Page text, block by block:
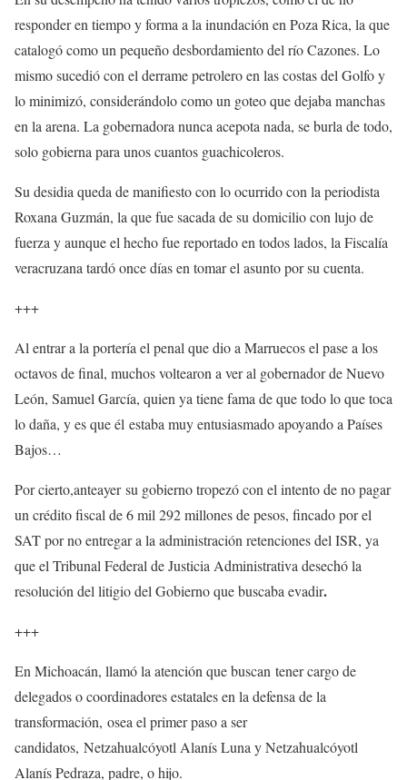
responder en tiempo y forma a la inundación en Poza Rica, la que
catalogó como un pequeño desbordamiento del río Cazones. Lo
mismo sucedió con el derrame petrolero en las costas del Golfo y
lo minimizó, considerándolo como un goteo que dejaba manchas
en la arena. La gobernadora nunca acepota nada, se burla de todo,
solo gobierna para unos cuantos guachicoleros.
Su desidia queda de manifiesto con lo ocurrido con la periodista
Roxana Guzmán, la que fue sacada de su domicilio con lujo de
fuerza y aunque el hecho fue reportado en todos lados, la Fiscalía
veracruzana tardó once días en tomar el asunto por su cuenta.
+++
Al entrar a la portería el penal que dio a Marruecos el pase a los
octavos de final, muchos voltearon a ver al gobernador de Nuevo
León, Samuel García, quien ya tiene fama de que todo lo que toca
lo daña, y es que él estaba muy entusiasmado apoyando a Países
Bajos…
Por cierto,anteayer su gobierno tropezó con el intento de no pagar
un crédito fiscal de 6 mil 292 millones de pesos, fincado por el
SAT por no entregar a la administración retenciones del ISR, ya
que el Tribunal Federal de Justicia Administrativa desechó la
resolución del litigio del Gobierno que buscaba evadir.
+++
En Michoacán, llamó la atención que buscan tener cargo de
delegados o coordinadores estatales en la defensa de la
transformación, osea el primer paso a ser
candidatos, Netzahualcóyotl Alanís Luna y Netzahualcóyotl
Alanís Pedraza, padre, o hijo.